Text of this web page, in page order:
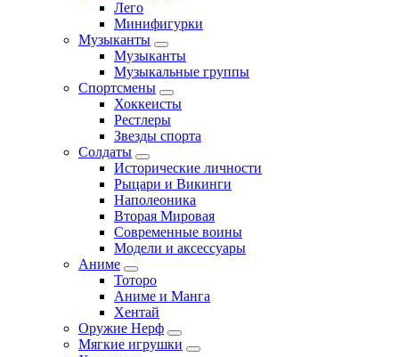
Лего
Минифигурки
Музыканты
Музыканты
Музыкальные группы
Спортсмены
Хоккеисты
Рестлеры
Звезды спорта
Солдаты
Исторические личности
Рыцари и Викинги
Наполеоника
Вторая Мировая
Современные воины
Модели и аксессуары
Аниме
Тоторо
Аниме и Манга
Хентай
Оружие Нерф
Мягкие игрушки